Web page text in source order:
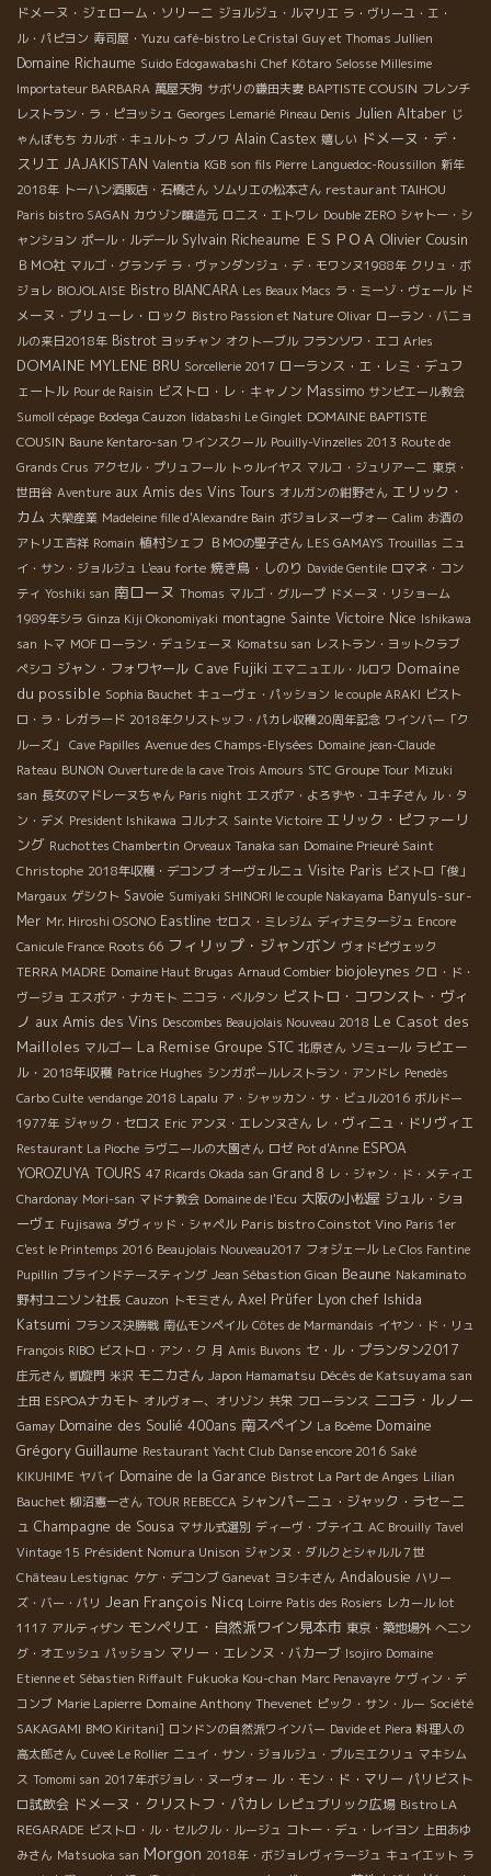
ドメーヌ・ジェローム・ソリーニ ジョルジュ・ルマリエ ラ・ヴリーユ・エ・
ル・パピヨン 寿司屋・Yuzu café-bistro Le Cristal Guy et Thomas Jullien
Domaine Richaume Suido Edogawabashi Chef Kôtaro Selosse Millesime
Importateur BARBARA 萬屋天狗 サボリの鎌田夫妻 BAPTISTE COUSIN フレンチ
レストラン・ラ・ピヨッシュ Georges Lemarié Pineau Denis Julien Altaber じ
ゃんぼもち カルボ・キュルトゥ ブノワ Alain Castex 嬉しい ドメーヌ・デ・
スリエ JAJAKISTAN Valentia KGB son fils Pierre Languedoc-Roussillon 新年
2018年 トーハン酒販店・石橋さん ソムリエの松本さん restaurant TAIHOU
Paris bistro SAGAN カウゾン醸造元 ロニス・エトワレ Double ZERO シャトー・シ
ャンション ポール・ルデール Sylvain Richeaume ＥＳＰＯＡ Olivier Cousin
ＢＭО社 マルゴ・グランデ ラ・ヴァンダンジュ・デ・モワンヌ1988年 クリュ・ボ
ジョレ BIOJOLAISE Bistro BIANCARA Les Beaux Macs ラ・ミーゾ・ヴェール ド
メーヌ・プリューレ・ロック Bistro Passion et Nature Olivar ローラン・バニョ
ルの来日2018年 Bistrot ヨッチャン オクトーブル フランソワ・エコ Arles
DOMAINE MYLENE BRU Sorcellerie 2017 ローランス・エ・レミ・デュフ
ェートル Pour de Raisin ビストロ・レ・キャノン Massimo サンピエール教会
Sumoll cépage Bodega Cauzon Iidabashi Le Ginglet DOMAINE BAPTISTE
COUSIN Baune Kentaro-san ワインスクール Pouilly-Vinzelles 2013 Route de
Grands Crus アクセル・プリュフール トゥルイヤス マルコ・ジュリアーニ 東京・
世田谷 Aventure aux Amis des Vins Tours オルガンの紺野さん エリック・
カム 大榮産業 Madeleine fille d'Alexandre Bain ボジョレヌーヴォー Calim お酒の
アトリエ吉祥 Romain 植村シェフ ＢＭОの聖子さん LES GAMAYS Trouillas ニュ
イ・サン・ジョルジュ L'eau forte 焼き鳥・しのり Davide Gentile ロマネ・コン
ティ Yoshiki san 南ローヌ Thomas マルゴ・グループ ドメーヌ・リショーム
1989年シラ Ginza Kiji Okonomiyaki montagne Sainte Victoire Nice Ishikawa
san トマ MOF ローラン・デュシェーヌ Komatsu san レストラン・ヨットクラブ
ペシコ ジャン・フォワヤール Ｃave Fujiki エマニュエル・ルロワ Domaine
du possible Sophia Bauchet キューヴェ・パッション le couple ARAKI ビスト
ロ・ラ・レガラード 2018年クリストッフ・パカレ収穫20周年記念 ワインバー「ク
ルーズ」
Cave Papilles Avenue des Champs-Elysées Domaine jean-Claude
Rateau BUNON Ouverture de la cave Trois Amours STC Groupe Tour Mizuki
san 長女のマドレーヌちゃん Paris night エスポア・よろずや・ユキ子さん ル・タ
ン・デメ President Ishikawa コルナス Sainte Victoire エリック・ピファーリ
ング Ruchottes Chambertin Orveaux Tanaka san Domaine Prieuré Saint
Christophe 2018年収穫・デコンブ オーヴェルニュ Visite Paris ビストロ「俊」
Margaux ゲシクト Savoie Sumiyaki SHINORI le couple Nakayama Banyuls-sur-
Mer Mr. Hiroshi OSONO Eastline セロス・ミレジム ディナミタージュ Encore
Canicule France Roots 66 フィリップ・ジャンボン ヴォドピヴェック
TERRA MADRE Domaine Haut Brugas Arnaud Combier biojoleynes クロ・ド・
ヴージョ エスポア・ナカモト ニコラ・ベルタン ビストロ・コワンスト・ヴィ
ノ aux Amis des Vins Descombes Beaujolais Nouveau 2018 Le Casot des
Mailloles マルゴー La Remise Groupe STC 北原さん ソミュール ラピエー
ル・2018年収穫 Patrice Hughes シンガポールレストラン・アンドレ Penedès
Carbo Culte vendange 2018 Lapalu ア・シャッカン・サ・ビュル2016 ボルドー
1977年 ジャック・セロス Eric アンヌ・エレンヌさん レ・ヴィニュ・ドリヴィエ
Restaurant La Pioche ラヴニールの大園さん ロゼ Pot d'Anne ESPOA
YOROZUYA TOURS 47 Ricards Okada san Grand 8 レ・ジャン・ド・メティエ
Chardonay Mori-san マドナ教会 Domaine de l'Ecu 大阪の小松屋 ジュル・ショ
ーヴェ Fujisawa ダヴィッド・シャペル Paris bistro Coinstot Vino Paris 1er
C'est le Printemps 2016 Beaujolais Nouveau2017 フォジェール Le Clos Fantine
Pupillin ブラインドテースティング Jean Sébastion Gioan Beaune Nakaminato
野村ユニソン社長 Cauzon トモミさん Axel Prüfer Lyon chef Ishida
Katsumi フランス決勝戦 南仏モンペイル Côtes de Marmandais イヤン・ド・リュ
François RIBO ビストロ・アン・ク 月 Amis Buvons セ・ル・プランタン2017
庄元さん 凱旋門 米沢 モニカさん Japon Hamamatsu Décès de Katsuyama san
土田 ESPOAナカモト オルヴォー、オリゾン 共栄 フローランス ニコラ・ルノー
Gamay Domaine des Soulié 400ans 南スペイン La Boème Domaine
Grégory Guillaume Restaurant Yacht Club Danse encore 2016 Saké
KIKUHIME ヤバイ Domaine de la Garance Bistrot La Part de Anges Lilian
Bauchet 柳沼憲一さん TOUR REBECCA シャンパ－ニュ・ジャック・ラセ－ニ
ュ Champagne de Sousa マサル式選別 ディーヴ・ブテイユ AC Brouilly Tavel
Vintage 15 Président Nomura Unison ジャンヌ・ダルクとシャルル７世
Château Lestignac ケケ・デコンブ Ganevat ヨシキさん Andalousie ハリー
ズ・バー・パリ Jean François Nicq Loirre Patis des Rosiers レカール lot
1117 アルティザン モンペリエ・自然派ワイン見本市 東京・築地場外 へニン
グ・オエッシュ パッション マリー・エレンヌ・バカーブ Isojiro Domaine
Etienne et Sébastien Riffault Fukuoka Kou-chan Marc Penavayre ケヴィン・デ
コンブ Marie Lapierre Domaine Anthony Thevenet ピック・サン・ルー Société
SAKAGAMI BMO Kiritani] ロンドンの自然派ワインバー Davide et Piera 料理人の
高太郎さん Cuveé Le Rollier ニュイ・サン・ジョルジュ・プルミエクリュ マキシム
ス Tomomi san 2017年ボジョレ・ヌーヴォー ル・モン・ド・マリー パリビスト
ロ試飲会 ドメーヌ・クリストフ・パカレ レピュブリック広場 Bistro LA
REGARADE ビストロ・ル・セルクル・ルージュ コトー・デュ・レイヨン 上田あゆ
みさん Matsuoka san Morgon 2018年・ボジョレヴィラージュ キュイエット ラ